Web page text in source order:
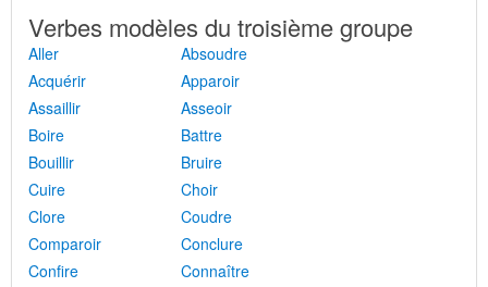
Verbes modèles du troisième groupe
Aller
Absoudre
Acquérir
Apparoir
Assaillir
Asseoir
Boire
Battre
Bouillir
Bruire
Cuire
Choir
Clore
Coudre
Comparoir
Conclure
Confire
Connaître